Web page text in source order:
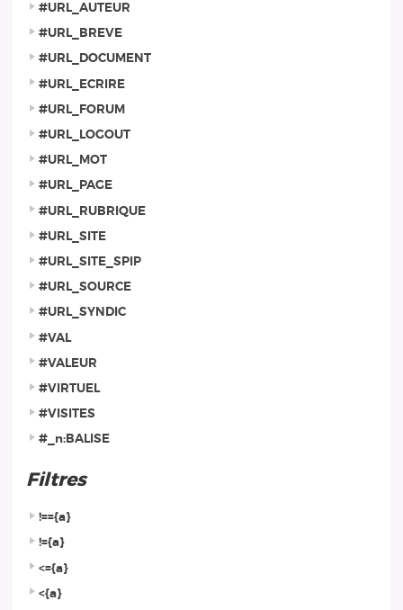
#URL_AUTEUR
#URL_BREVE
#URL_DOCUMENT
#URL_ECRIRE
#URL_FORUM
#URL_LOGOUT
#URL_MOT
#URL_PAGE
#URL_RUBRIQUE
#URL_SITE
#URL_SITE_SPIP
#URL_SOURCE
#URL_SYNDIC
#VAL
#VALEUR
#VIRTUEL
#VISITES
#_n:BALISE
Filtres
!=={a}
!={a}
<={a}
<{a}